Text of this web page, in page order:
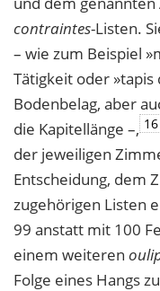
contraintes-Listen.
– wie zum Beispiel
Tätigkeit oder »tapis
Bodenbelag, aber
die Kapitellänge –, 16
der jeweiligen
Entscheidung, dem
zugehörigen Listen
99 anstatt mit 100
einem weiteren
Folge eines Hangs